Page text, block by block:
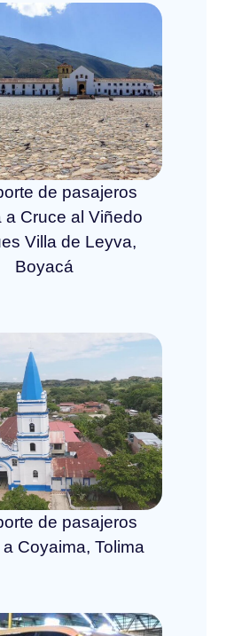
de pasajeros
a Cruce al Viñedo
Villa de Leyva,
Boyacá
de pasajeros
Coyaima, Tolima